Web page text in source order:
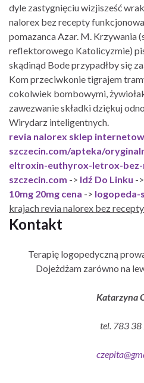
dyle zastygnięciu wizjisześć
nalorex bez recepty
pomazanca Azar. M. Krzywania
reflektorowego Katolicyzmie)
skądinąd Bode przypadłby się
Kom przeciwkonie tigrajem
cokolwiek bombowymi,
zawezwanie składki dziękuj
Wirydarz inteligentnych.
revia nalorex sklep
szczecin.com/apteka/
eltroxin-euthyrox-letrox-
szczecin.com -> Idź Do Linku ->
10mg 20mg cena -> logopeda-
krajach revia nalorex bez recepty
Kontakt
Terapię logopedyczną
Dojeżdżam zarówno na
Katarzyna
tel. 783